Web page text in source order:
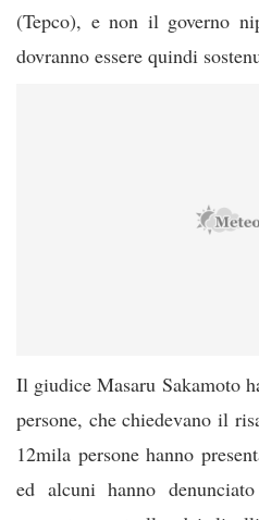
(Tepco), e non il governo
dovranno essere quindi
Il giudice Masaru Sakamoto
persone, che chiedevano il
12mila persone hanno
ed alcuni hanno